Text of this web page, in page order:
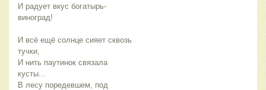
И радует вкус богатырь-
виноград!
И всё ещё солнце сияет сквозь
тучки,
И нить паутинок связала
кусты...
В лесу поредевшем, под